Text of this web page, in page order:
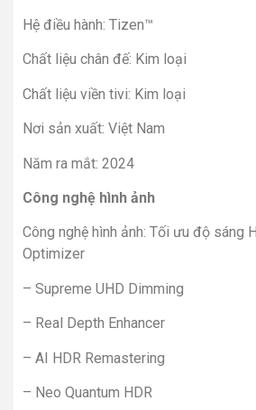
Hệ điều hành: Tizen™
Chất liệu chân đế: Kim loại
Chất liệu viền tivi: Kim loại
Nơi sản xuất: Việt Nam
Năm ra mắt: 2024
Công nghệ hình ảnh
Công nghệ hình ảnh: Tối ưu độ sáng
Optimizer
– Supreme UHD Dimming
– Real Depth Enhancer
– AI HDR Remastering
– Neo Quantum HDR